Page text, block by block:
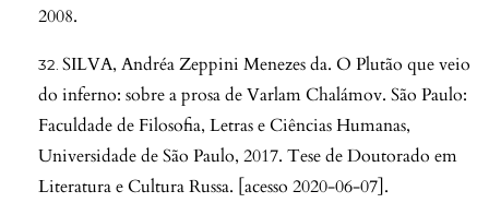
2008.
SILVA, Andréa Zeppini Menezes da. O Plutão que veio
do inferno: sobre a prosa de Varlam Chalámov. São Paulo:
Faculdade de Filosofia, Letras e Ciências Humanas,
Universidade de São Paulo, 2017. Tese de Doutorado em
Literatura e Cultura Russa. [acesso 2020-06-07].